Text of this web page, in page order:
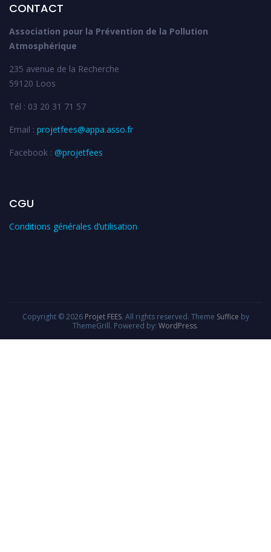
CONTACT
Association pour la Prévention de la Pollution
Atmosphérique
235 avenue de la Recherche
59120 Loos
Tél : 03 20 31 71 57
Email : projetfees@appa.asso.fr
Facebook : @projetfees
CGU
Conditions générales d’utilisation
Copyright © 2026 Projet FEES. All rights reserved. Theme Suffice by
ThemeGrill. Powered by: WordPress.